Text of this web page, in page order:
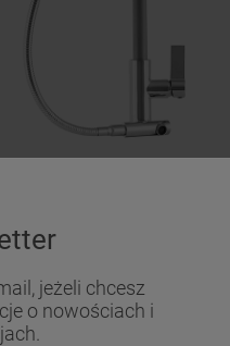
jeżeli chcesz
o nowościach i